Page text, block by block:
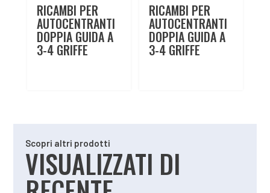
RICAMBI PER
AUTOCENTRANTI
DOPPIA GUIDA A
3-4 GRIFFE
RICAMBI PER
AUTOCENTRANTI
DOPPIA GUIDA A
3-4 GRIFFE
Scopri altri prodotti
VISUALIZZATI DI